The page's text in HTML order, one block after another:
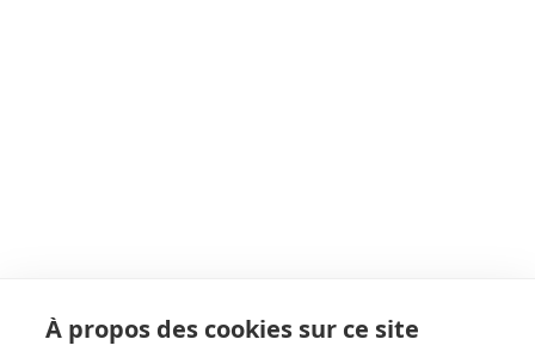
À propos des cookies sur ce site